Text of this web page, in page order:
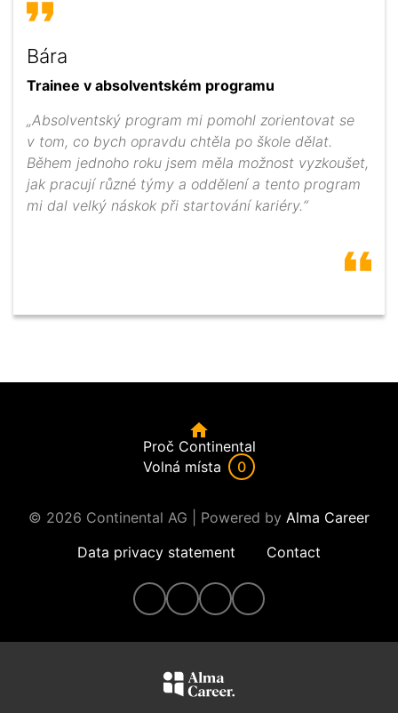
Bára
Trainee v absolventském programu
„Absolventský program mi pomohl zorientovat se
v tom, co bych opravdu chtěla po škole dělat.
Během jednoho roku jsem měla možnost vyzkoušet,
jak pracují různé týmy a oddělení a tento program
mi dal velký náskok při startování kariéry.“
Proč Continental
Volná místa
0
© 2026 Continental AG | Powered by Alma Career
Data privacy statement
Contact